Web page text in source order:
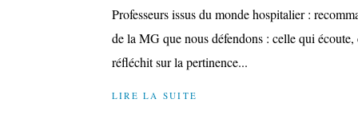
Professeurs issus du monde hospitalier :
de la MG que nous défendons : celle qui
réfléchit sur la pertinence...
LIRE LA SUITE